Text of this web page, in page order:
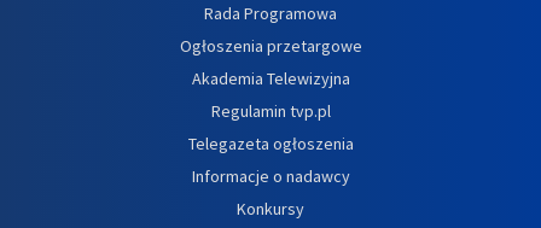
Rada Programowa
Ogłoszenia przetargowe
Akademia Telewizyjna
Regulamin tvp.pl
Telegazeta ogłoszenia
Informacje o nadawcy
Konkursy